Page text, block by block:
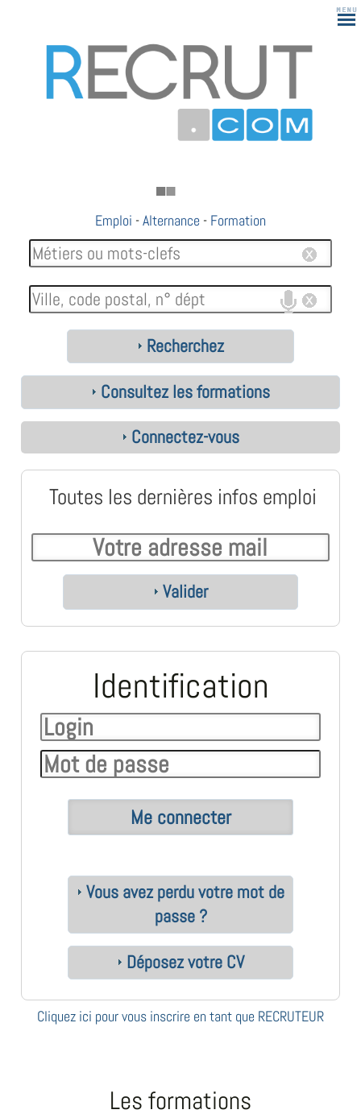
Emploi -Alternance - Formation
Recherchez
Consultez les formations
Connectez-vous
Toutes les dernières infos emploi
Valider
Identification
Vous avez perdu votre mot de
passe ?
Déposez votre CV
Cliquez ici pour vous inscrire en tant que RECRUTEUR
Les formations